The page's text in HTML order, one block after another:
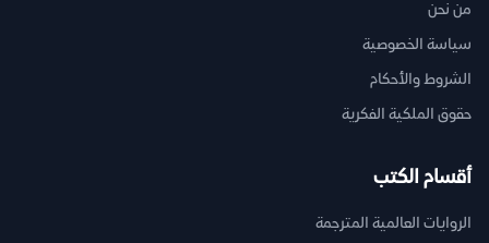
من نحن
سياسة الخصوصية
الشروط والأحكام
حقوق الملكية الفكرية
أقسام الكتب
الروايات العالمية المترجمة